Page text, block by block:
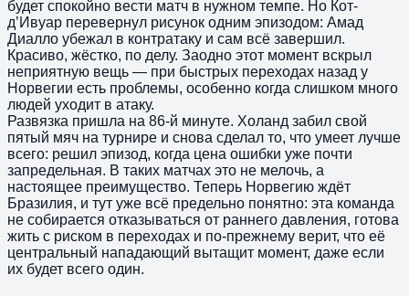
будет спокойно вести матч в нужном темпе. Но Кот-
д’Ивуар перевернул рисунок одним эпизодом: Амад
Диалло убежал в контратаку и сам всё завершил.
Красиво, жёстко, по делу. Заодно этот момент вскрыл
неприятную вещь — при быстрых переходах назад у
Норвегии есть проблемы, особенно когда слишком много
людей уходит в атаку.
Развязка пришла на 86-й минуте. Холанд забил свой
пятый мяч на турнире и снова сделал то, что умеет лучше
всего: решил эпизод, когда цена ошибки уже почти
запредельная. В таких матчах это не мелочь, а
настоящее преимущество. Теперь Норвегию ждёт
Бразилия, и тут уже всё предельно понятно: эта команда
не собирается отказываться от раннего давления, готова
жить с риском в переходах и по-прежнему верит, что её
центральный нападающий вытащит момент, даже если
их будет всего один.